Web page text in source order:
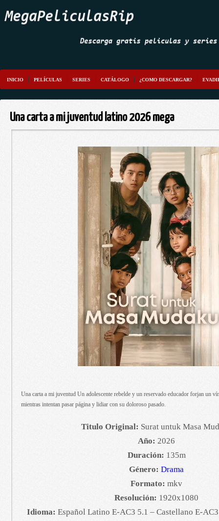
INICIO PELÍCULAS SERIES CATÁLOGO ¿COMO DESCARGAR?
Una carta a mi juventud latino 2026 mega
Una carta a mi juventud Un adolescente rebelde y un reservado educador forjan un
mientras intentan pasar página y lidiar con su doloroso pasado.
Titulo Original: Surat untuk Masa
Año: 2026
Duración: 135m
Género: Drama
Formato: mkv
Resolución: 1920x1080
Idioma: Español Latino E-AC3 5.1 – Castellano E-